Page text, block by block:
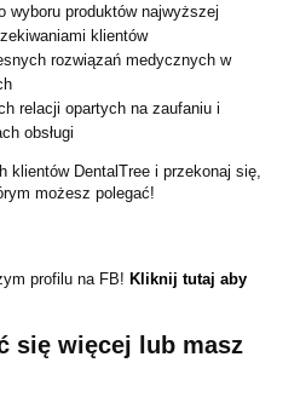
wyboru produktów najwyższej
klientów
rozwiązań medycznych w
relacji opartych na zaufaniu i
obsługi
klientów DentalTree i przekonaj się,
możesz polegać!
profilu na FB! Kliknij tutaj aby
się więcej lub masz